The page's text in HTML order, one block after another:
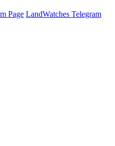
Page LandWatches Telegram